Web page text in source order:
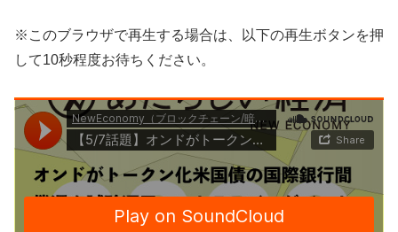
※このブラウザで再生する場合は、以下の再生ボタンを押
して10秒程度お待ちください。